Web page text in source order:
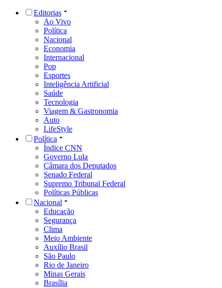
Editorias
Ao Vivo
Política
Nacional
Economia
Internacional
Pop
Esportes
Inteligência Artificial
Saúde
Tecnologia
Viagem & Gastronomia
Auto
LifeStyle
Política
Índice CNN
Governo Lula
Câmara dos Deputados
Senado Federal
Supremo Tribunal Federal
Políticas Públicas
Nacional
Educação
Segurança
Clima
Meio Ambiente
Auxílio Brasil
São Paulo
Rio de Janeiro
Minas Gerais
Brasília